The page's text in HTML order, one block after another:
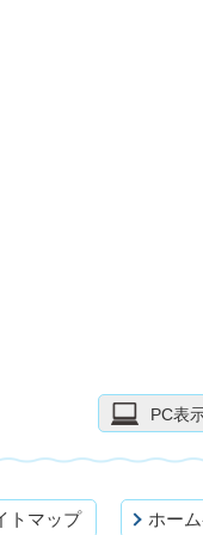
PC表
トマップ ホー